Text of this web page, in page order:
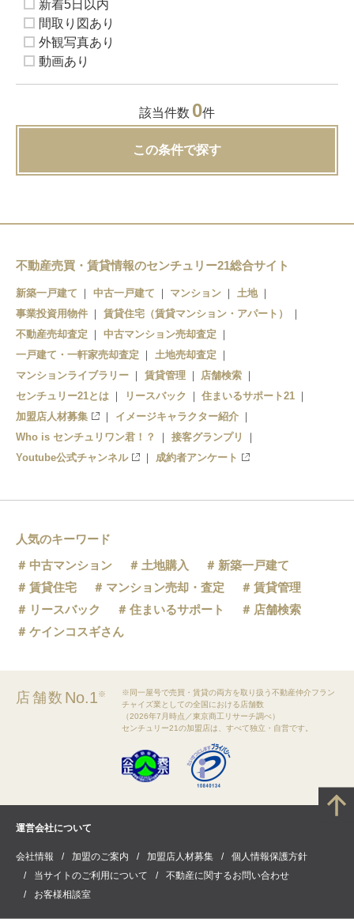
新着5日以内
間取り図あり
外観写真あり
動画あり
該当件数 0件
この条件で探す
不動産売買・賃貸情報のセンチュリー21総合サイト
新築一戸建て 中古一戸建て マンション
土地
事業投資用物件
賃貸住宅（賃貸マンション・アパート）
不動産売却査定
中古マンション売却査定
一戸建て・一軒家売却査定
土地売却査定
マンションライブラリー
賃貸管理
店舗検索
センチュリー21とは
リースバック
住まいるサポート21
加盟店人材募集
イメージキャラクター紹介
Who is センチュリワン君！？
接客グランプリ
Youtube公式チャンネル
成約者アンケート
人気のキーワード
中古マンション
土地購入
新築一戸建て
賃貸住宅
マンション売却・査定
賃貸管理
リースバック
住まいるサポート
店舗検索
ケインコスギさん
店舗数 No.1※
※同一屋号で売買・賃貸の両方を取り扱う不動産仲介フラン
チャイズ業としての全国における店舗数
（2026年7月時点／東京商工リサーチ調べ）
センチュリー21の加盟店は、すべて独立・自営です。
運営会社について
会社情報 加盟のご案内 加盟店人材募集
個人情報保護方針
当サイトのご利用について
不動産に関するお問い合わせ
お客様相談室